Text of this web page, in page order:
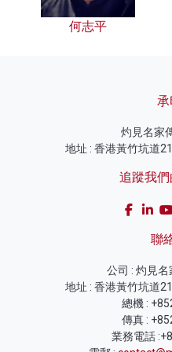
何志平
承
灼見名家
地址 : 香港黃竹坑道
追蹤我
聯
公司 : 灼見
地址 : 香港黃竹坑道
總機 :
傳真 :
業務電話